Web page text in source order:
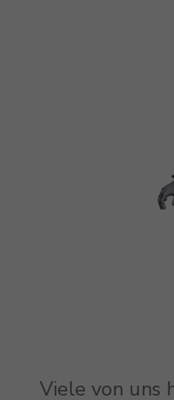
Viele von uns